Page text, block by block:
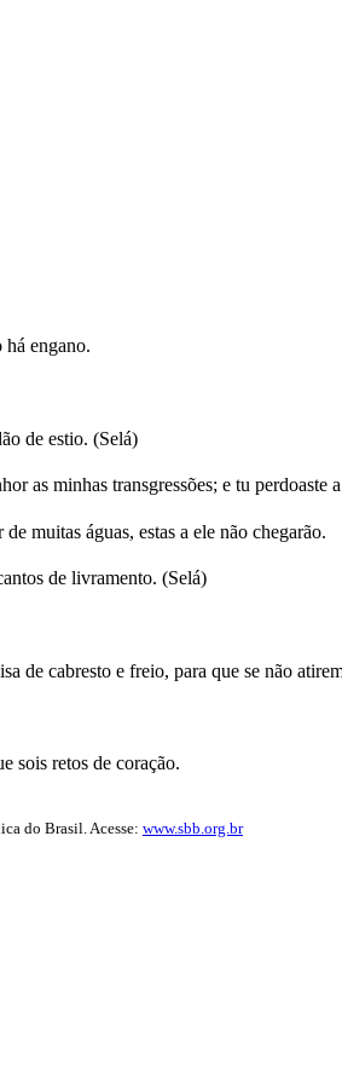
engano.
de estio. (Selá)
as minhas transgressões; e tu perdoaste
muitas águas, estas a ele não chegarão.
de livramento. (Selá)
de cabresto e freio, para que se não
sois retos de coração.
do Brasil. Acesse: www.sbb.org.br